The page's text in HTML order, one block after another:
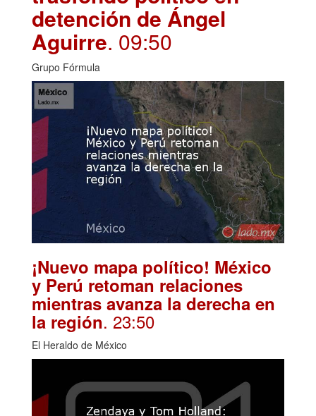
detención de Ángel
Aguirre. 09:50
Grupo Fórmula
¡Nuevo mapa político! México
y Perú retoman relaciones
mientras avanza la derecha en
la región. 23:50
El Heraldo de México